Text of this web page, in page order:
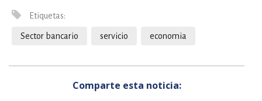
Etiquetas:
Sector bancario servicio economia
Comparte esta noticia: